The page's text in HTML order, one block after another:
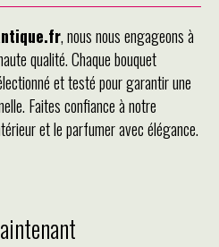
, nous nous engageons à
qualité. Chaque bouquet
et testé pour garantir une
Faites confiance à notre
et le parfumer avec élégance.